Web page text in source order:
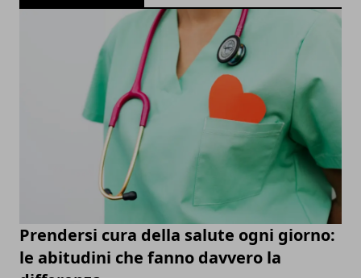
Prendersi cura della salute ogni giorno:
le abitudini che fanno davvero la